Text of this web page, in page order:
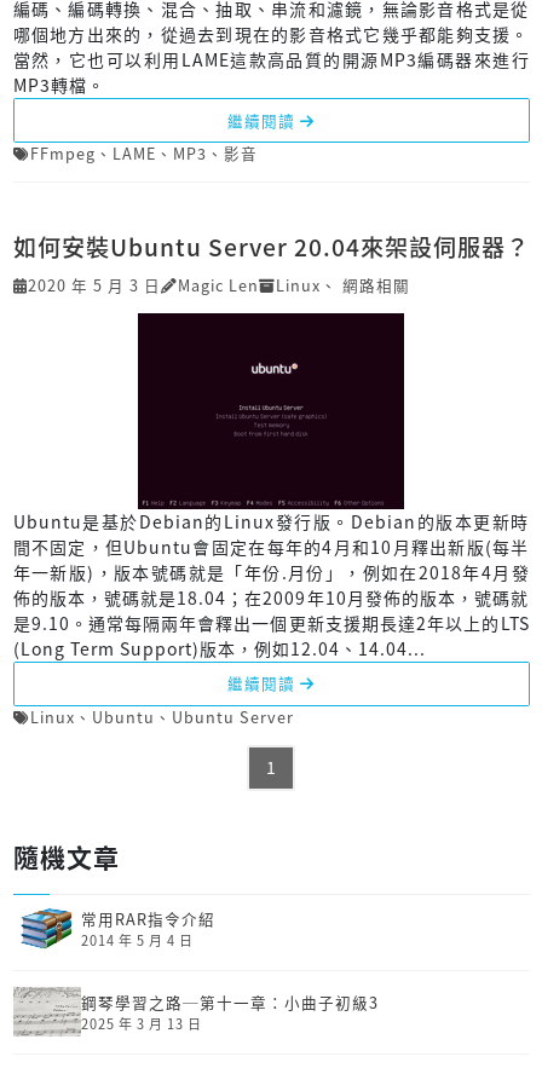
編碼、編碼轉換、混合、抽取、串流和濾鏡，無論影音格式是從
哪個地方出來的，從過去到現在的影音格式它幾乎都能夠支援。
當然，它也可以利用LAME這款高品質的開源MP3編碼器來進行
MP3轉檔。
繼續閱讀
FFmpeg 、 LAME 、 MP3 、 影音
如何安裝Ubuntu Server 20.04來架設伺服器？
2020 年 5 月 3 日 Magic Len Linux 、 網路相關
Ubuntu是基於Debian的Linux發行版。Debian的版本更新時
間不固定，但Ubuntu會固定在每年的4月和10月釋出新版(每半
年一新版)，版本號碼就是「年份.月份」，例如在2018年4月發
佈的版本，號碼就是18.04；在2009年10月發佈的版本，號碼就
是9.10。通常每隔兩年會釋出一個更新支援期長達2年以上的LTS
(Long Term Support)版本，例如12.04、14.04...
繼續閱讀
Linux 、 Ubuntu 、 Ubuntu Server
1
隨機文章
常用RAR指令介紹
2014 年 5 月 4 日
鋼琴學習之路─第十一章：小曲子初級3
2025 年 3 月 13 日